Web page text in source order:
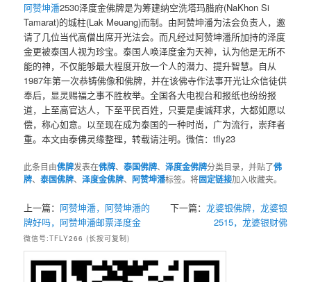
阿赞坤潘2530泽度金佛牌是为筹建纳空洗塔玛腊府(NaKhon Si
Tamarat)的城柱(Lak Meuang)而制。由阿赞坤潘为法会负责人，邀
请了几位当代高僧出席开光法会。而凡经过阿赞坤潘所加持的泽度
金更被泰国人视为珍宝。泰国人唤泽度金为天神，认为他是无所不
能的神，不仅能够最大程度开放一个人的潜力、提升智慧。自从
1987年第一次恭铸佛像和佛牌，并在该佛寺作法事开光让众信徒供
奉后，显灵赐福之事不胜枚举。全国各大电视台和报纸也纷纷报
道，上至高官达人，下至平民百姓，只要是虔诚拜求，大都如愿以
偿，称心如意。以至现在成为泰国的一种时尚，广为流行，崇拜者
重。本文由泰佛灵缘整理，转载请注明。微信：tfly23
此条目由佛牌发表在佛牌、泰国佛牌、泽度金佛牌分类目录，并贴了佛
牌、泰国佛牌、泽度金佛牌、 阿赞坤潘标签。将固定链接加入收藏夹。
上一篇： 阿赞坤潘，阿赞坤潘的
牌好吗，阿赞坤潘邮票泽度金
下一篇： 龙婆银佛牌，龙婆银
2515，龙婆银财佛
微信号:TFLY266 (长按可复制)